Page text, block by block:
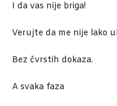
I da vas nije briga!
Verujte da me nije lako
Bez čvrstih dokaza.
A svaka faza